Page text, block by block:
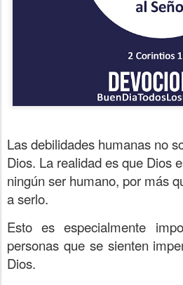
Las debilidades humanas no
Dios. La realidad es que Dios
ningún ser humano, por más
a serlo.
Esto es especialmente
personas que se sienten
Dios.